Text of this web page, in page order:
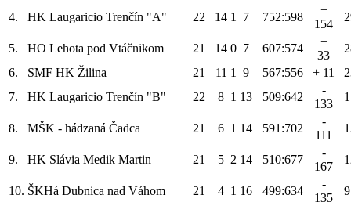
4. HK Laugaricio Trenčín "A" 22 14 1 7 752:598
+
154
5. HO Lehota pod Vtáčnikom 21 14 0 7 607:574
+
33
6.
SMF HK Žilina 21 11 1 9 567:556 + 11
7.
HK Laugaricio Trenčín "B" 22 8 1 13 509:642
-
133
8. MŠK - hádzaná Čadca 21 6 1 14 591:702
-
111
9. HK Slávia Medik Martin 21 5 2 14 510:677
-
167
10. ŠKHá Dubnica nad Váhom 21 4 1 16 499:634
-
135
9